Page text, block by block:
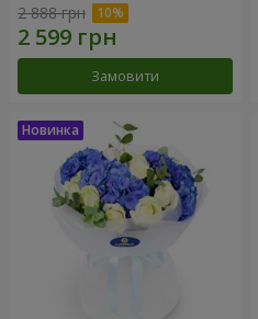
2 888 грн
Замовити